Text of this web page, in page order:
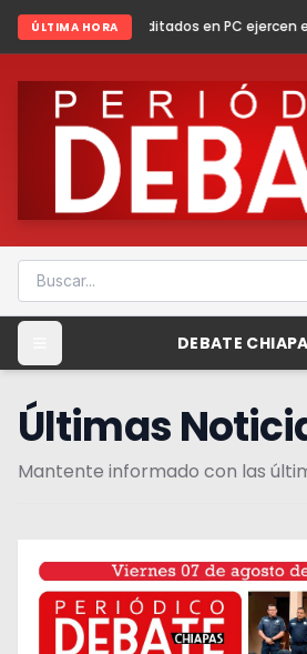
ÚLTIMA HORA
en PC ejercen en todo el estado
DEBATE
Últimas
Mantente informado con las